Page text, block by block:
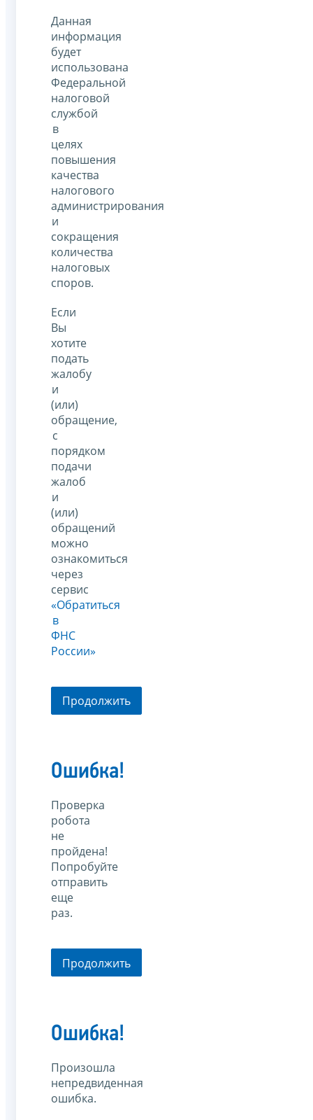
Данная
информация
будет
использована
Федеральной
налоговой
службой
в
целях
повышения
качества
налогового
администрирования
и
сокращения
количества
налоговых
споров.
Если
Вы
хотите
подать
жалобу
и
(или)
обращение,
с
порядком
подачи
жалоб
и
(или)
обращений
можно
ознакомиться
через
сервис
«Обратиться
в
ФНС
России»
Продолжить
Ошибка!
Проверка
робота
не
пройдена!
Попробуйте
отправить
еще
раз.
Продолжить
Ошибка!
Произошла
непредвиденная
ошибка.